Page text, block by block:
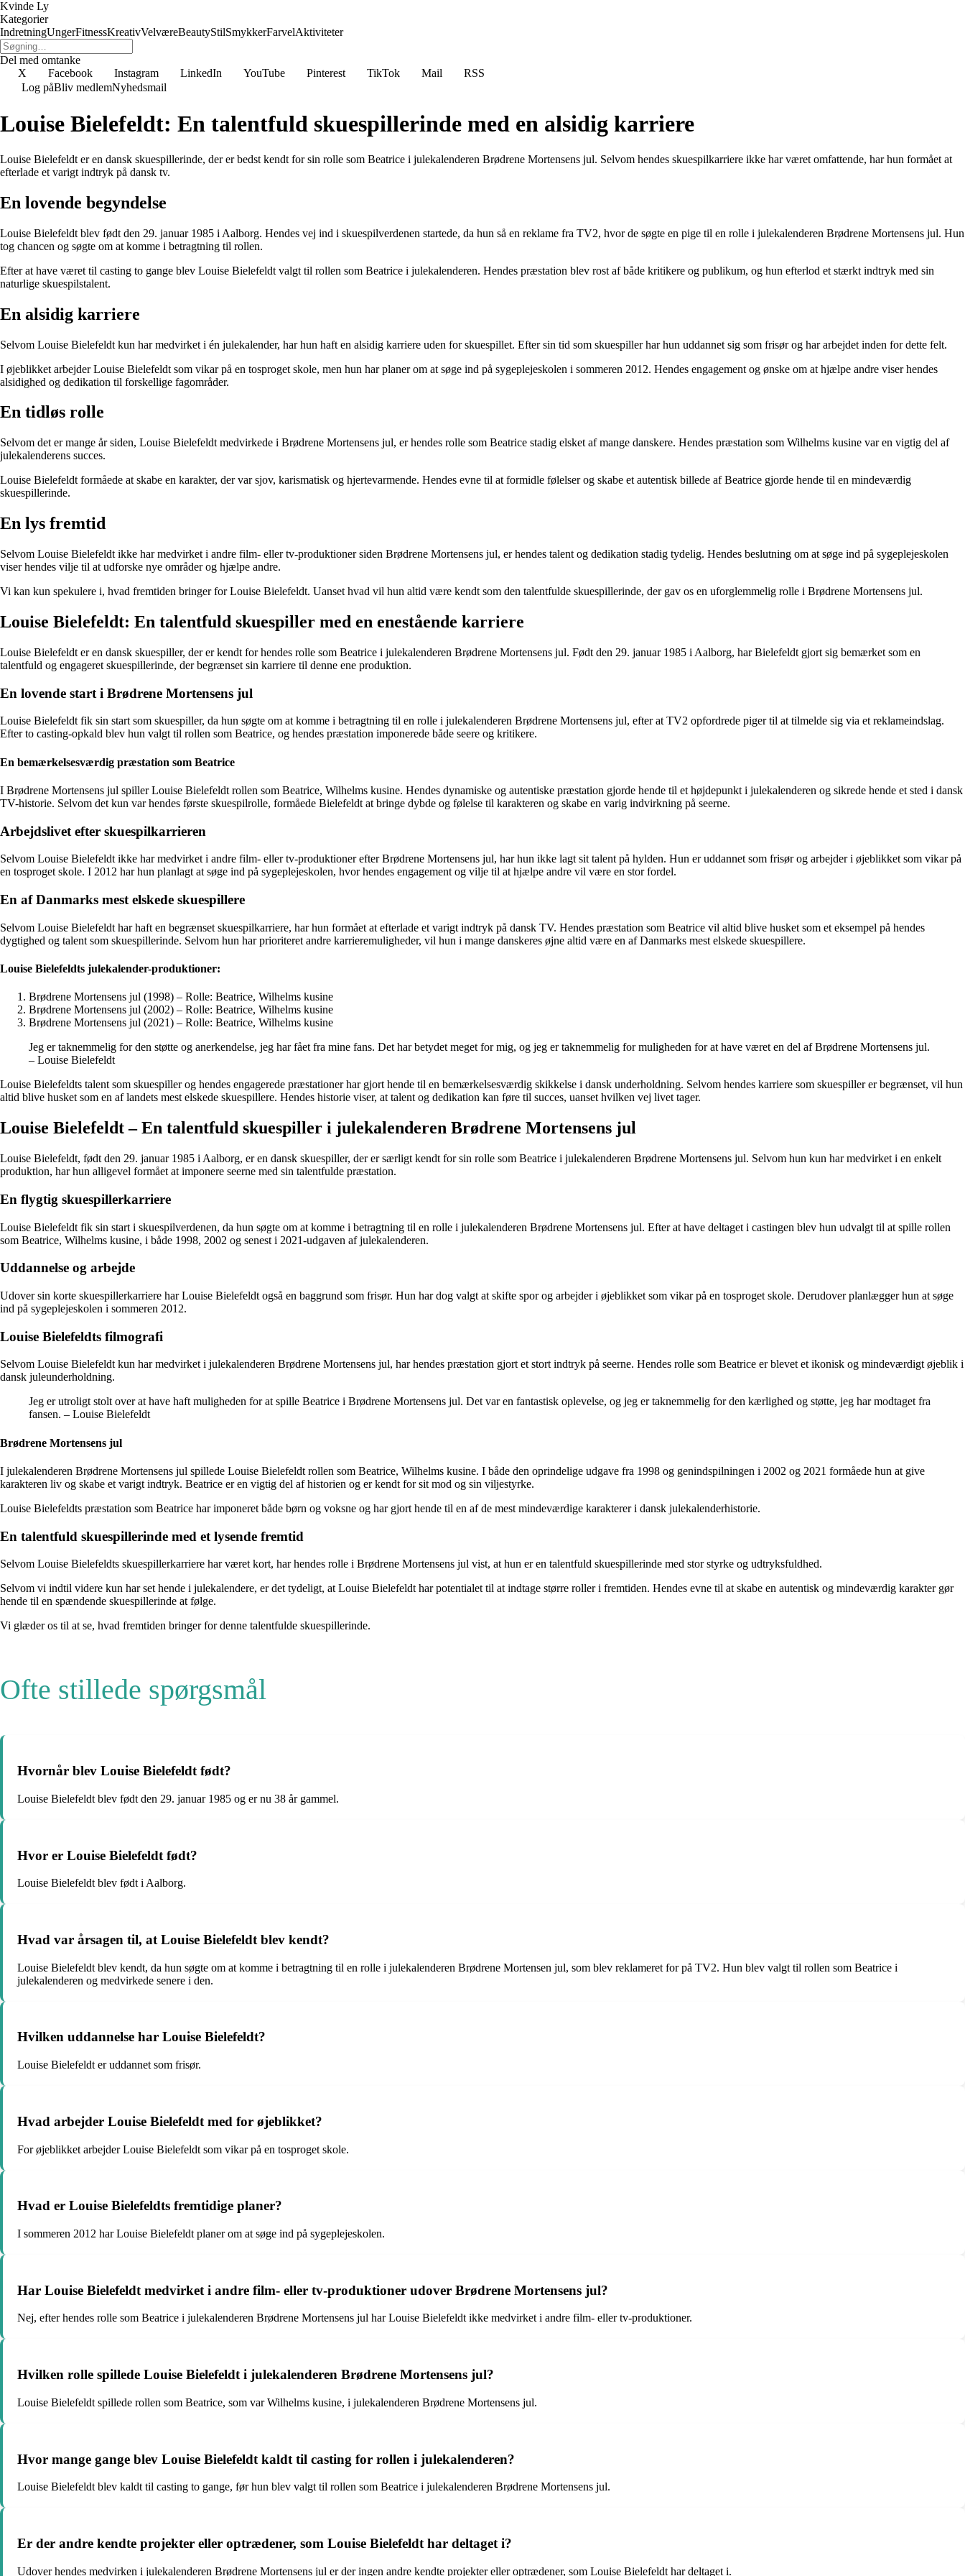
Kvinde Ly
Kategorier
IndretningUngerFitnessKreativVelværeBeautyStilSmykkerFarvelAktiviteter
Del med omtanke
X
Facebook Instagram LinkedIn YouTube Pinterest TikTok Mail
RSS
Log påBliv medlemNyhedsmail
Louise Bielefeldt: En talentfuld skuespillerinde med en alsidig karriere
Louise Bielefeldt er en dansk skuespillerinde, der er bedst kendt for sin rolle som Beatrice i julekalenderen Brødrene Mortensens jul. Selvom hendes skuespilkarriere ikke har været omfattende, har hun formået at
efterlade et varigt indtryk på dansk tv.
En lovende begyndelse
Louise Bielefeldt blev født den 29. januar 1985 i Aalborg. Hendes vej ind i skuespilverdenen startede, da hun så en reklame fra TV2, hvor de søgte en pige til en rolle i julekalenderen Brødrene Mortensens jul. Hun
tog chancen og søgte om at komme i betragtning til rollen.
Efter at have været til casting to gange blev Louise Bielefeldt valgt til rollen som Beatrice i julekalenderen. Hendes præstation blev rost af både kritikere og publikum, og hun efterlod et stærkt indtryk med sin
naturlige skuespilstalent.
En alsidig karriere
Selvom Louise Bielefeldt kun har medvirket i én julekalender, har hun haft en alsidig karriere uden for skuespillet. Efter sin tid som skuespiller har hun uddannet sig som frisør og har arbejdet inden for dette felt.
I øjeblikket arbejder Louise Bielefeldt som vikar på en tosproget skole, men hun har planer om at søge ind på sygeplejeskolen i sommeren 2012. Hendes engagement og ønske om at hjælpe andre viser hendes
alsidighed og dedikation til forskellige fagområder.
En tidløs rolle
Selvom det er mange år siden, Louise Bielefeldt medvirkede i Brødrene Mortensens jul, er hendes rolle som Beatrice stadig elsket af mange danskere. Hendes præstation som Wilhelms kusine var en vigtig del af
julekalenderens succes.
Louise Bielefeldt formåede at skabe en karakter, der var sjov, karismatisk og hjertevarmende. Hendes evne til at formidle følelser og skabe et autentisk billede af Beatrice gjorde hende til en mindeværdig
skuespillerinde.
En lys fremtid
Selvom Louise Bielefeldt ikke har medvirket i andre film- eller tv-produktioner siden Brødrene Mortensens jul, er hendes talent og dedikation stadig tydelig. Hendes beslutning om at søge ind på sygeplejeskolen
viser hendes vilje til at udforske nye områder og hjælpe andre.
Vi kan kun spekulere i, hvad fremtiden bringer for Louise Bielefeldt. Uanset hvad vil hun altid være kendt som den talentfulde skuespillerinde, der gav os en uforglemmelig rolle i Brødrene Mortensens jul.
Louise Bielefeldt: En talentfuld skuespiller med en enestående karriere
Louise Bielefeldt er en dansk skuespiller, der er kendt for hendes rolle som Beatrice i julekalenderen Brødrene Mortensens jul. Født den 29. januar 1985 i Aalborg, har Bielefeldt gjort sig bemærket som en
talentfuld og engageret skuespillerinde, der begrænset sin karriere til denne ene produktion.
En lovende start i Brødrene Mortensens jul
Louise Bielefeldt fik sin start som skuespiller, da hun søgte om at komme i betragtning til en rolle i julekalenderen Brødrene Mortensens jul, efter at TV2 opfordrede piger til at tilmelde sig via et reklameindslag.
Efter to casting-opkald blev hun valgt til rollen som Beatrice, og hendes præstation imponerede både seere og kritikere.
En bemærkelsesværdig præstation som Beatrice
I Brødrene Mortensens jul spiller Louise Bielefeldt rollen som Beatrice, Wilhelms kusine. Hendes dynamiske og autentiske præstation gjorde hende til et højdepunkt i julekalenderen og sikrede hende et sted i dansk
TV-historie. Selvom det kun var hendes første skuespilrolle, formåede Bielefeldt at bringe dybde og følelse til karakteren og skabe en varig indvirkning på seerne.
Arbejdslivet efter skuespilkarrieren
Selvom Louise Bielefeldt ikke har medvirket i andre film- eller tv-produktioner efter Brødrene Mortensens jul, har hun ikke lagt sit talent på hylden. Hun er uddannet som frisør og arbejder i øjeblikket som vikar på
en tosproget skole. I 2012 har hun planlagt at søge ind på sygeplejeskolen, hvor hendes engagement og vilje til at hjælpe andre vil være en stor fordel.
En af Danmarks mest elskede skuespillere
Selvom Louise Bielefeldt har haft en begrænset skuespilkarriere, har hun formået at efterlade et varigt indtryk på dansk TV. Hendes præstation som Beatrice vil altid blive husket som et eksempel på hendes
dygtighed og talent som skuespillerinde. Selvom hun har prioriteret andre karrieremuligheder, vil hun i mange danskeres øjne altid være en af Danmarks mest elskede skuespillere.
Louise Bielefeldts julekalender-produktioner:
Brødrene Mortensens jul (1998) – Rolle: Beatrice, Wilhelms kusine
Brødrene Mortensens jul (2002) – Rolle: Beatrice, Wilhelms kusine
Brødrene Mortensens jul (2021) – Rolle: Beatrice, Wilhelms kusine
Jeg er taknemmelig for den støtte og anerkendelse, jeg har fået fra mine fans. Det har betydet meget for mig, og jeg er taknemmelig for muligheden for at have været en del af Brødrene Mortensens jul.
– Louise Bielefeldt
Louise Bielefeldts talent som skuespiller og hendes engagerede præstationer har gjort hende til en bemærkelsesværdig skikkelse i dansk underholdning. Selvom hendes karriere som skuespiller er begrænset, vil hun
altid blive husket som en af landets mest elskede skuespillere. Hendes historie viser, at talent og dedikation kan føre til succes, uanset hvilken vej livet tager.
Louise Bielefeldt – En talentfuld skuespiller i julekalenderen Brødrene Mortensens jul
Louise Bielefeldt, født den 29. januar 1985 i Aalborg, er en dansk skuespiller, der er særligt kendt for sin rolle som Beatrice i julekalenderen Brødrene Mortensens jul. Selvom hun kun har medvirket i en enkelt
produktion, har hun alligevel formået at imponere seerne med sin talentfulde præstation.
En flygtig skuespillerkarriere
Louise Bielefeldt fik sin start i skuespilverdenen, da hun søgte om at komme i betragtning til en rolle i julekalenderen Brødrene Mortensens jul. Efter at have deltaget i castingen blev hun udvalgt til at spille rollen
som Beatrice, Wilhelms kusine, i både 1998, 2002 og senest i 2021-udgaven af julekalenderen.
Uddannelse og arbejde
Udover sin korte skuespillerkarriere har Louise Bielefeldt også en baggrund som frisør. Hun har dog valgt at skifte spor og arbejder i øjeblikket som vikar på en tosproget skole. Derudover planlægger hun at søge
ind på sygeplejeskolen i sommeren 2012.
Louise Bielefeldts filmografi
Selvom Louise Bielefeldt kun har medvirket i julekalenderen Brødrene Mortensens jul, har hendes præstation gjort et stort indtryk på seerne. Hendes rolle som Beatrice er blevet et ikonisk og mindeværdigt øjeblik i
dansk juleunderholdning.
Jeg er utroligt stolt over at have haft muligheden for at spille Beatrice i Brødrene Mortensens jul. Det var en fantastisk oplevelse, og jeg er taknemmelig for den kærlighed og støtte, jeg har modtaget fra
fansen. – Louise Bielefeldt
Brødrene Mortensens jul
I julekalenderen Brødrene Mortensens jul spillede Louise Bielefeldt rollen som Beatrice, Wilhelms kusine. I både den oprindelige udgave fra 1998 og genindspilningen i 2002 og 2021 formåede hun at give
karakteren liv og skabe et varigt indtryk. Beatrice er en vigtig del af historien og er kendt for sit mod og sin viljestyrke.
Louise Bielefeldts præstation som Beatrice har imponeret både børn og voksne og har gjort hende til en af de mest mindeværdige karakterer i dansk julekalenderhistorie.
En talentfuld skuespillerinde med et lysende fremtid
Selvom Louise Bielefeldts skuespillerkarriere har været kort, har hendes rolle i Brødrene Mortensens jul vist, at hun er en talentfuld skuespillerinde med stor styrke og udtryksfuldhed.
Selvom vi indtil videre kun har set hende i julekalendere, er det tydeligt, at Louise Bielefeldt har potentialet til at indtage større roller i fremtiden. Hendes evne til at skabe en autentisk og mindeværdig karakter gør
hende til en spændende skuespillerinde at følge.
Vi glæder os til at se, hvad fremtiden bringer for denne talentfulde skuespillerinde.
Ofte stillede spørgsmål
Hvornår blev Louise Bielefeldt født?
Louise Bielefeldt blev født den 29. januar 1985 og er nu 38 år gammel.
Hvor er Louise Bielefeldt født?
Louise Bielefeldt blev født i Aalborg.
Hvad var årsagen til, at Louise Bielefeldt blev kendt?
Louise Bielefeldt blev kendt, da hun søgte om at komme i betragtning til en rolle i julekalenderen Brødrene Mortensen jul, som blev reklameret for på TV2. Hun blev valgt til rollen som Beatrice i
julekalenderen og medvirkede senere i den.
Hvilken uddannelse har Louise Bielefeldt?
Louise Bielefeldt er uddannet som frisør.
Hvad arbejder Louise Bielefeldt med for øjeblikket?
For øjeblikket arbejder Louise Bielefeldt som vikar på en tosproget skole.
Hvad er Louise Bielefeldts fremtidige planer?
I sommeren 2012 har Louise Bielefeldt planer om at søge ind på sygeplejeskolen.
Har Louise Bielefeldt medvirket i andre film- eller tv-produktioner udover Brødrene Mortensens jul?
Nej, efter hendes rolle som Beatrice i julekalenderen Brødrene Mortensens jul har Louise Bielefeldt ikke medvirket i andre film- eller tv-produktioner.
Hvilken rolle spillede Louise Bielefeldt i julekalenderen Brødrene Mortensens jul?
Louise Bielefeldt spillede rollen som Beatrice, som var Wilhelms kusine, i julekalenderen Brødrene Mortensens jul.
Hvor mange gange blev Louise Bielefeldt kaldt til casting for rollen i julekalenderen?
Louise Bielefeldt blev kaldt til casting to gange, før hun blev valgt til rollen som Beatrice i julekalenderen Brødrene Mortensens jul.
Er der andre kendte projekter eller optrædener, som Louise Bielefeldt har deltaget i?
Udover hendes medvirken i julekalenderen Brødrene Mortensens jul er der ingen andre kendte projekter eller optrædener, som Louise Bielefeldt har deltaget i.